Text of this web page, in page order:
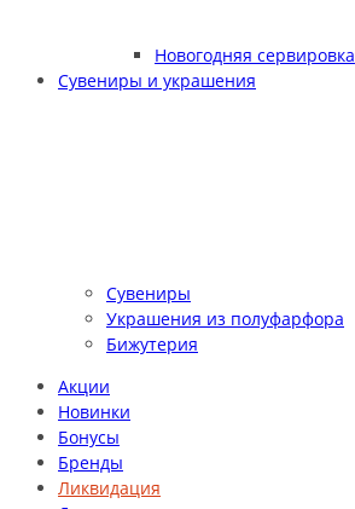
Новогодняя сервировка
Сувениры и украшения
Сувениры
Украшения из полуфарфора
Бижутерия
Акции
Новинки
Бонусы
Бренды
Ликвидация